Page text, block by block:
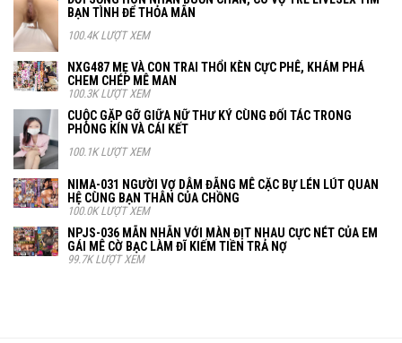
BẠN TÌNH ĐỂ THỎA MÃN
100.4K LƯỢT XEM
NXG487 MẸ VÀ CON TRAI THỔI KÈN CỰC PHÊ, KHÁM PHÁ
CHEM CHÉP MÊ MAN
100.3K LƯỢT XEM
CUỘC GẶP GỠ GIỮA NỮ THƯ KÝ CÙNG ĐỐI TÁC TRONG
PHÒNG KÍN VÀ CÁI KẾT
100.1K LƯỢT XEM
NIMA-031 NGƯỜI VỢ DÂM ĐÃNG MÊ CẶC BỰ LÉN LÚT QUAN
HỆ CÙNG BẠN THÂN CỦA CHỒNG
100.0K LƯỢT XEM
NPJS-036 MÃN NHÃN VỚI MÀN ĐỊT NHAU CỰC NÉT CỦA EM
GÁI MÊ CỜ BẠC LÀM ĐĨ KIẾM TIỀN TRẢ NỢ
99.7K LƯỢT XEM